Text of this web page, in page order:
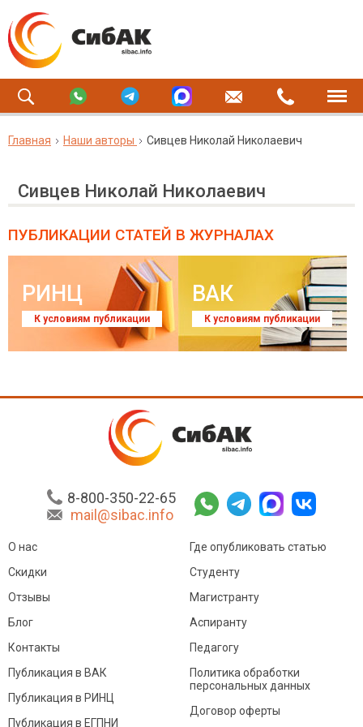
Главная Наши авторы Сивцев Николай Николаевич
Сивцев Николай Николаевич
ПУБЛИКАЦИИ СТАТЕЙ В ЖУРНАЛАХ
РИНЦ
К условиям публикации
ВАК
К условиям публикации
8-800-350-22-65
mail@sibac.info
О нас
Скидки
Отзывы
Блог
Контакты
Где опубликовать статью
Студенту
Магистранту
Аспиранту
Педагогу
Публикация в ВАК
Публикация в РИНЦ
Публикация в ЕГПНИ
Политика обработки
персональных данных
Договор оферты